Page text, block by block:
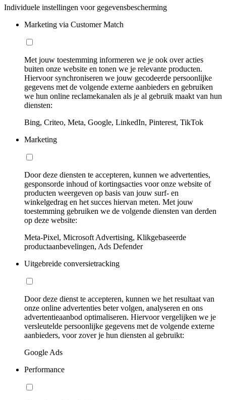
Individuele instellingen voor gegevensbescherming
Marketing via Customer Match
Met jouw toestemming informeren we je ook over acties
buiten onze website en tonen we je relevante producten.
Hiervoor synchroniseren we jouw gecodeerde persoonlijke
gegevens met de volgende externe aanbieders en gebruiken
we hun online reclamekanalen als je al gebruik maakt van hun
diensten:
Bing, Criteo, Meta, Google, LinkedIn, Pinterest, TikTok
Marketing
Door deze diensten te accepteren, kunnen we advertenties,
gesponsorde inhoud of kortingsacties voor onze website of
producten weergeven op basis van jouw surf- en
winkelgedrag en het succes hiervan meten. Met jouw
toestemming gebruiken we de volgende diensten van derden
op deze website:
Meta-Pixel, Microsoft Advertising, Klikgebaseerde
productaanbevelingen, Ads Defender
Uitgebreide conversietracking
Door deze dienst te accepteren, kunnen we het resultaat van
onze online advertenties beter volgen, analyseren en ons
advertentieaanbod optimaliseren. Hiervoor vergelijken we je
versleutelde persoonlijke gegevens met de volgende externe
aanbieders, voor zover je hun diensten al gebruikt:
Google Ads
Performance